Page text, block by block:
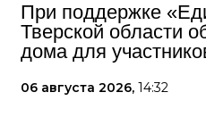
При поддержке
Тверской области
дома для
06 августа 2026, 14:32